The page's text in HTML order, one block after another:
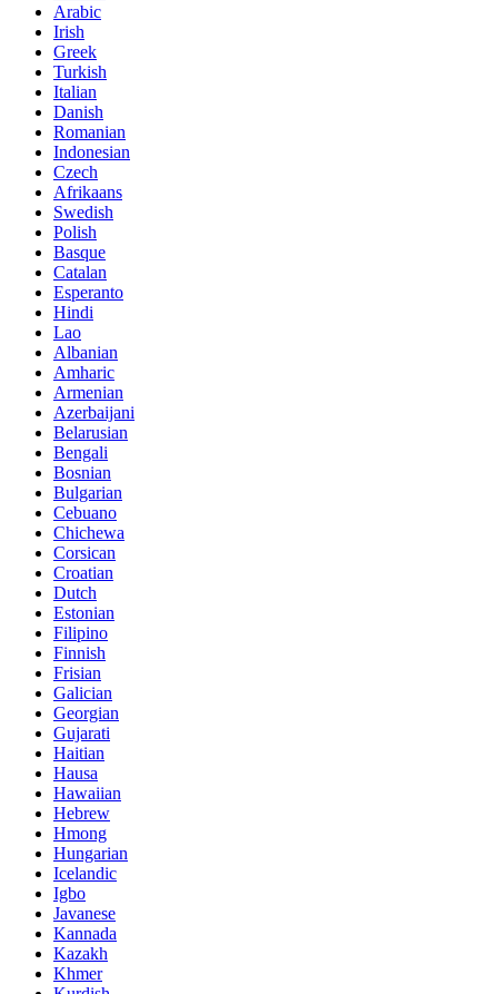
Arabic
Irish
Greek
Turkish
Italian
Danish
Romanian
Indonesian
Czech
Afrikaans
Swedish
Polish
Basque
Catalan
Esperanto
Hindi
Lao
Albanian
Amharic
Armenian
Azerbaijani
Belarusian
Bengali
Bosnian
Bulgarian
Cebuano
Chichewa
Corsican
Croatian
Dutch
Estonian
Filipino
Finnish
Frisian
Galician
Georgian
Gujarati
Haitian
Hausa
Hawaiian
Hebrew
Hmong
Hungarian
Icelandic
Igbo
Javanese
Kannada
Kazakh
Khmer